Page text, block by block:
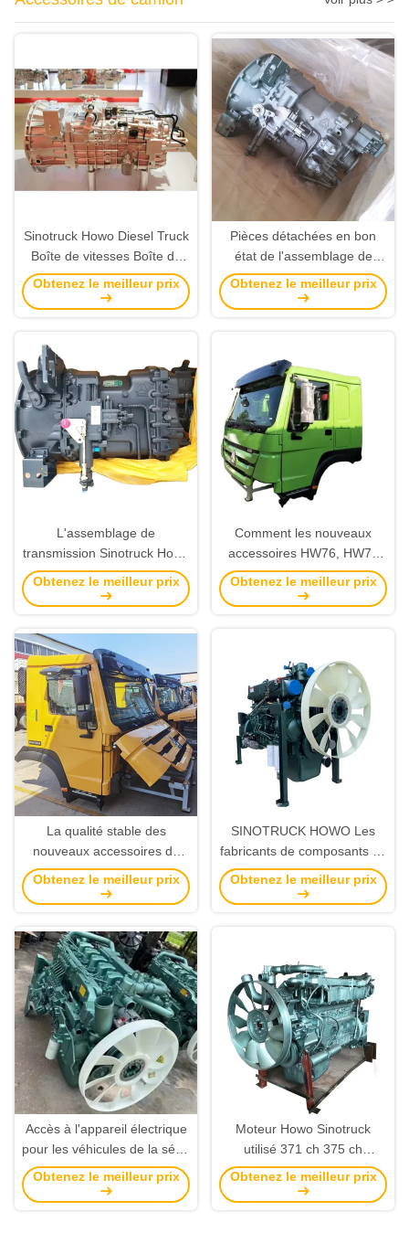
Sinotruck Howo Diesel Truck
Boîte de vitesses Boîte de
vitesses Les pièces sont
utilisées pour l'entretien et le
Obtenez le meilleur prix
Pièces détachées en bon
état de l'assemblage de
transmission manuelle du
camion Sinotruk Howo type
Obtenez le meilleur prix
L'assemblage de
transmission Sinotruck Howo
HW19710 forte fiabilité,
faible coût d'entretien et haut
Obtenez le meilleur prix
Comment les nouveaux
accessoires HW76, HW70
peuvent être sélectionnés
Obtenez le meilleur prix
La qualité stable des
nouveaux accessoires de
cabine HOWO HW76 de
SinoTRUK, la quantité
nouveau modèle 2016 est
de 1 pièce
Obtenez le meilleur prix
SINOTRUCK HOWO Les
fabricants de composants de
moteur vendent des moteurs
de camion de 6 bar de 371
Obtenez le meilleur prix
Accès à l'appareil électrique
pour les véhicules de la série
SINOTRUCK HOWO 371 HP
Euro II Wd615.36 Wd615.47
Obtenez le meilleur prix
Moteur Howo Sinotruck
utilisé 371 ch 375 ch
Wd615.47 Wd615.69 Euro II
Pièces détachées de
Obtenez le meilleur prix